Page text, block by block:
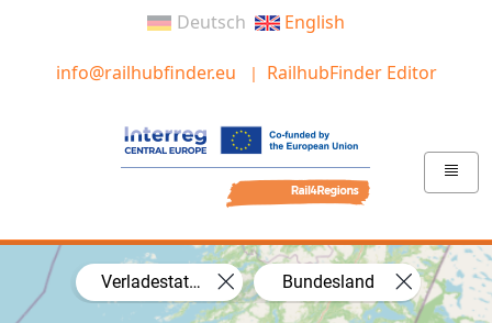
Deutsch English
info@railhubfinder.eu RailhubFinder Editor